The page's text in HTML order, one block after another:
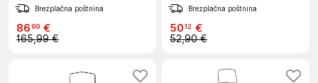
Brezplačna poštnina
8699 €
165,99 €
Brezplačna poštnina
5012 €
52,90 €